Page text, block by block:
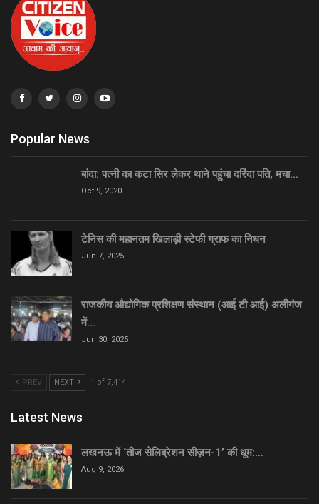
Popular News
बांदा: पत्नी का कटा सिर लेकर थाने पहुंचा दरिंदा पति, मचा…
Oct 9, 2020
टेनिस की महानतम खिलाड़ी स्टेफी ग्राफ का निधन
Jun 7, 2025
राजकीय औद्योगिक प्रशिक्षण संस्थान (आई टी आई) अलीगंज
में…
Jun 30, 2025
PREV NEXT 1 of 7,414
Latest News
लखनऊ में ‘तीज सेलिब्रेशन सीज़न-1’ की धूम:…
Aug 9, 2026